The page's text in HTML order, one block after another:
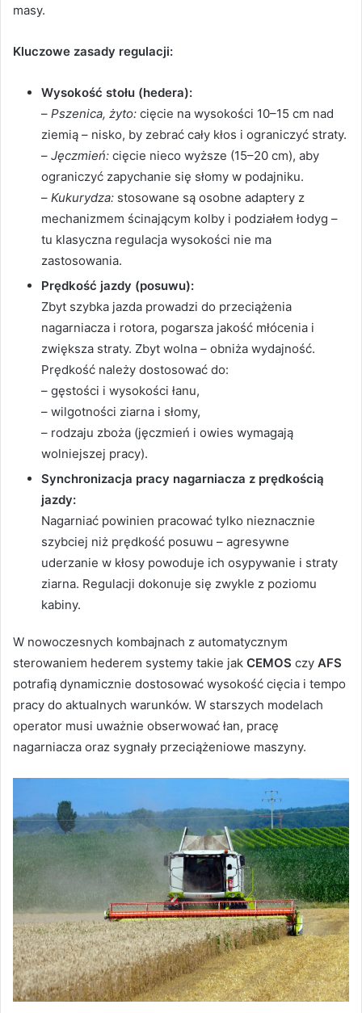
masy.
Kluczowe zasady regulacji:
Wysokość stołu (hedera):
– Pszenica, żyto: cięcie na wysokości 10–15 cm nad
ziemią – nisko, by zebrać cały kłos i ograniczyć straty.
– Jęczmień: cięcie nieco wyższe (15–20 cm), aby
ograniczyć zapychanie się słomy w podajniku.
– Kukurydza: stosowane są osobne adaptery z
mechanizmem ścinającym kolby i podziałem łodyg –
tu klasyczna regulacja wysokości nie ma
zastosowania.
Prędkość jazdy (posuwu):
Zbyt szybka jazda prowadzi do przeciążenia
nagarniacza i rotora, pogarsza jakość młócenia i
zwiększa straty. Zbyt wolna – obniża wydajność.
Prędkość należy dostosować do:
– gęstości i wysokości łanu,
– wilgotności ziarna i słomy,
– rodzaju zboża (jęczmień i owies wymagają
wolniejszej pracy).
Synchronizacja pracy nagarniacza z prędkością
jazdy:
Nagarniać powinien pracować tylko nieznacznie
szybciej niż prędkość posuwu – agresywne
uderzanie w kłosy powoduje ich osypywanie i straty
ziarna. Regulacji dokonuje się zwykle z poziomu
kabiny.
W nowoczesnych kombajnach z automatycznym
sterowaniem hederem systemy takie jak CEMOS czy AFS
potrafią dynamicznie dostosować wysokość cięcia i tempo
pracy do aktualnych warunków. W starszych modelach
operator musi uważnie obserwować łan, pracę
nagarniacza oraz sygnały przeciążeniowe maszyny.